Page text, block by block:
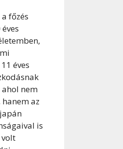
főzés
éves
ahol nem
az
is
volt